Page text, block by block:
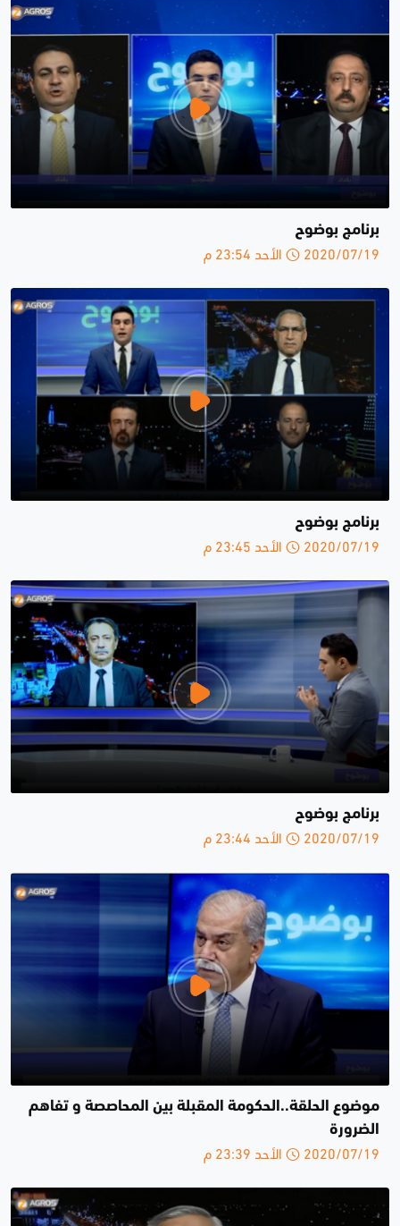
برنامج بوضوح
2020/07/19 الأحد 23:54 م
برنامج بوضوح
2020/07/19 الأحد 23:45 م
برنامج بوضوح
2020/07/19 الأحد 23:44 م
موضوع الحلقة..الحكومة المقبلة بين المحاصصة و تفاهم
الضرورة
2020/07/19 الأحد 23:39 م